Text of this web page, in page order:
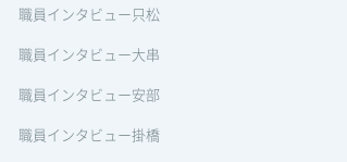
職員インタビュー只松
職員インタビュー大串
職員インタビュー安部
職員インタビュー掛橋